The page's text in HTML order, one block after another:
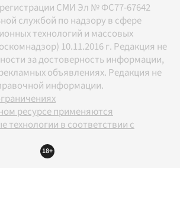
СМИ Эл № ФС77-67642
службой по надзору в сфере
технологий и массовых
10.11.2016 г. Редакция не
за достоверность информации,
объявлениях. Редакция не
информации.
ресурсе применяются
технологии в соответствии с
18+